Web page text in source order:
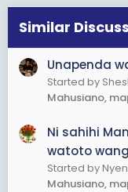
n
s
Similar
Unapenda
Started by
Mahusiano,
Ni sahihi
watoto
Started by
Mahusiano,